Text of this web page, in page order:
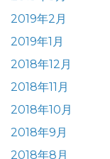
2019年2月
2019年1月
2018年12月
2018年11月
2018年10月
2018年9月
2018年8月